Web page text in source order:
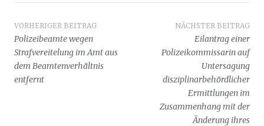
Beitragsnavigation
VORHERIGER BEITRAG
Polizeibeamte wegen
Strafvereitelung im Amt aus
dem Beamtenverhältnis
entfernt
NÄCHSTER BEITRAG
Eilantrag einer
Polizeikommissarin auf
Untersagung
disziplinarbehördlicher
Ermittlungen im
Zusammenhang mit der
Änderung ihres